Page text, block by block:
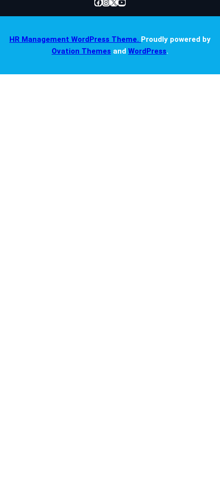
HR Management WordPress Theme. Proudly powered by
Ovation Themes and WordPress.